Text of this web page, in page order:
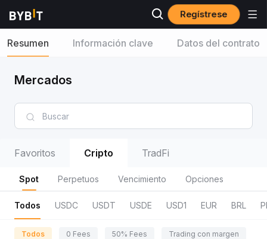
Regístrese
Resumen Información clave Datos del contrato
Mercados
Favoritos Cripto TradFi
Spot Perpetuos Vencimiento Opciones
Todos USDC USDT USDE USD1 EUR BRL
Todos 0 Fees 50% Fees Trading con margen